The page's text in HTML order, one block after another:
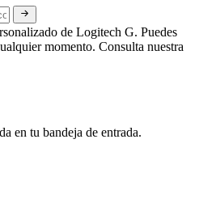
de Logitech G. Puedes
momento. Consulta nuestra
en tu bandeja de entrada.